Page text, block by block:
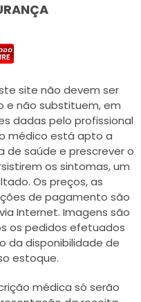
site não devem ser
e não substituem, em
dadas pelo profissional
médico está apto a
de saúde e prescrever o
os sintomas, um
Os preços, as
de pagamento são
Internet. Imagens são
os pedidos efetuados
da disponibilidade de
estoque.
médica só serão